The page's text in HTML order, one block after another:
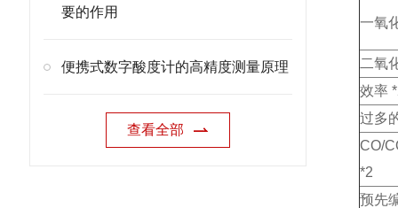
要的作用
便携式数字酸度计的高精度测量原理
查看全部
一氧
二氧
效率
过多
CO/
*2
预先